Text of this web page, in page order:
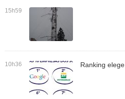
15h59
10h36 Ranking